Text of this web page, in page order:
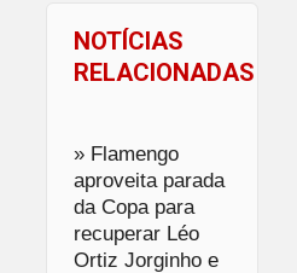
NOTÍCIAS
RELACIONADAS
» Flamengo
aproveita parada
da Copa para
recuperar Léo
Ortiz Jorginho e